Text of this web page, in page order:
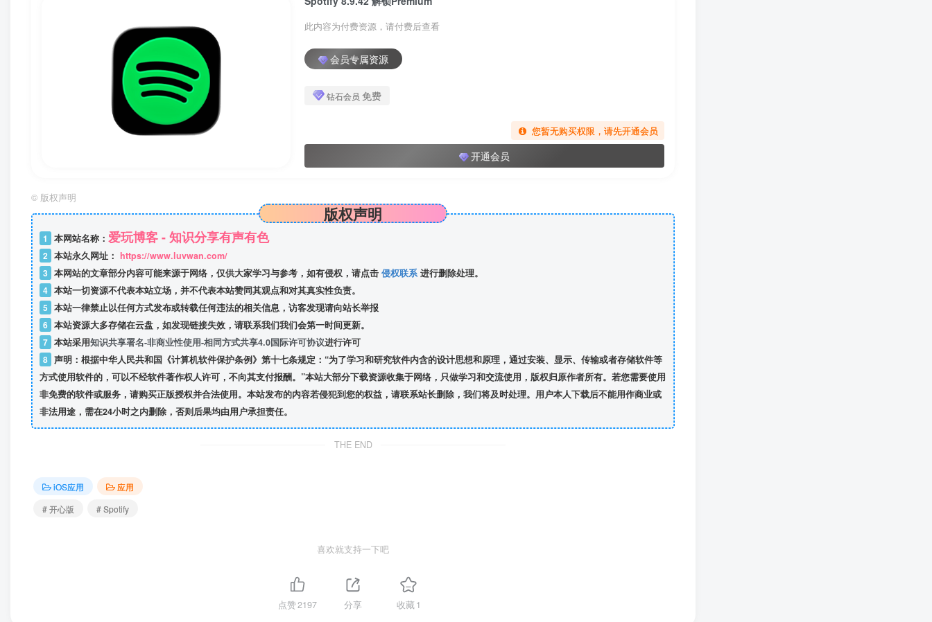
此内容为付费资源，请付费后查看
会员专属资源
钻石会员 免费
您暂无购买权限，请先开通会员
开通会员
© 版权声明
版权声明
1 本网站名称： 爱玩博客 - 知识分享有声有色
2 本站永久网址： https://www.luvwan.com/
3 本网站的文章部分内容可能来源于网络，仅供大家学习与参考，如有侵权，请点击 侵权联系进行删除处理。
4 本站一切资源不代表本站立场，并不代表本站赞同其观点和对其真实性负责。
5 本站一律禁止以任何方式发布或转载任何违法的相关信息，访客发现请向站长举报
6 本站资源大多存储在云盘，如发现链接失效，请联系我们我们会第一时间更新。
7 本站采用知识共享署名-非商业性使用-相同方式共享4.0国际许可协议进行许可
8 声明：根据中华人民共和国《计算机软件保护条例》第十七条规定：“为了学习和研究软件内含的设计思想和原理，通过安装、显示、传输或者存储软件等
方式使用软件的，可以不经软件著作权人许可，不向其支付报酬。”本站大部分下载资源收集于网络，只做学习和交流使用，版权归原作者所有。若您需要使用
非免费的软件或服务，请购买正版授权并合法使用。本站发布的内容若侵犯到您的权益，请联系站长删除，我们将及时处理。用户本人下载后不能用作商业或
非法用途，需在24小时之内删除，否则后果均由用户承担责任。
THE END
iOS应用
应用
# 开心版
# Spotify
喜欢就支持一下吧
点赞2197 分享 收藏1